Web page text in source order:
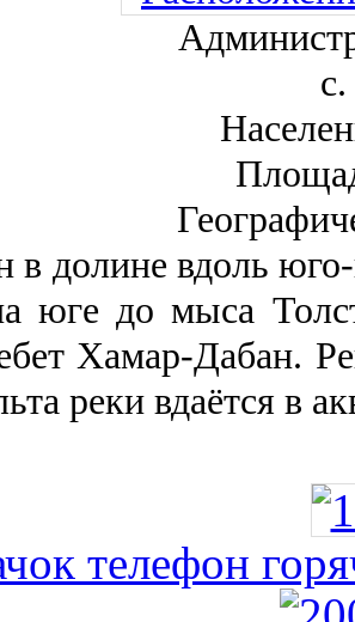
в долине вдоль
юге до мыса
Хамар-Дабан.
реки вда­ётся в